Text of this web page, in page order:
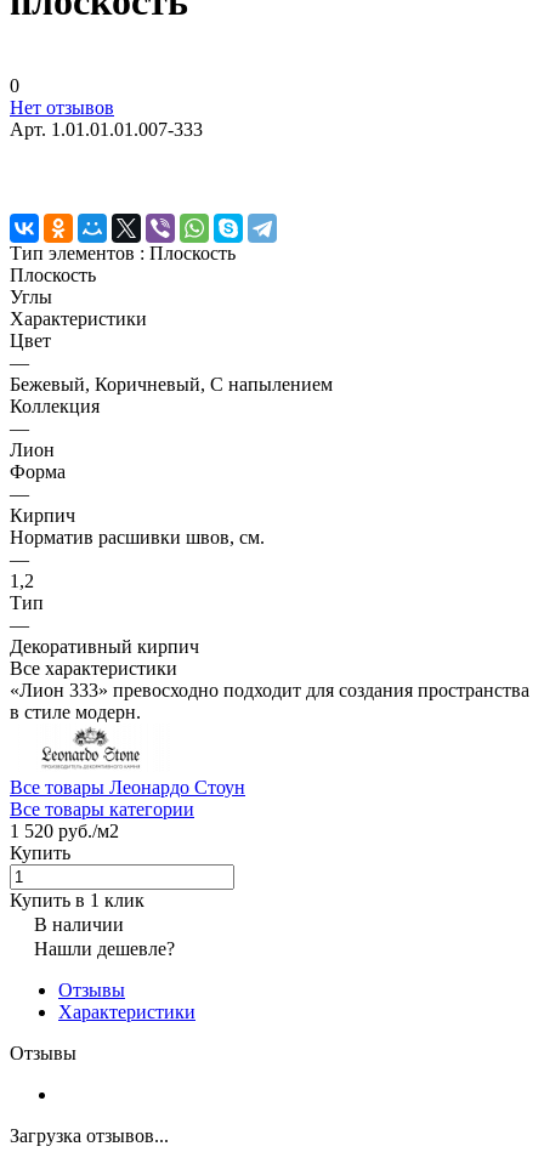
0
Нет отзывов
Арт. 1.01.01.01.007-333
Тип элементов : Плоскость
Плоскость
Углы
Характеристики
Цвет
—
Бежевый, Коричневый, С напылением
Коллекция
—
Лион
Форма
—
Кирпич
Норматив расшивки швов, см.
—
1,2
Тип
—
Декоративный кирпич
Все характеристики
«Лион 333» превосходно подходит для создания пространства
в стиле модерн.
Все товары Леонардо Стоун
Все товары категории
1 520 руб./м2
Купить
Купить в 1 клик
В наличии
Нашли дешевле?
Отзывы
Характеристики
Отзывы
Загрузка отзывов...